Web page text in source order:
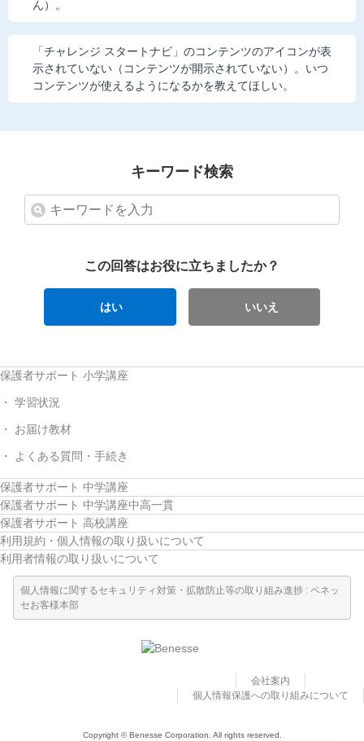
ん）。
「チャレンジ スタートナビ」のコンテンツのアイコンが表
示されていない（コンテンツが開示されていない）。いつ
コンテンツが使えるようになるかを教えてほしい。
キーワード検索
この回答はお役に立ちましたか？
はい いいえ
保護者サポート 小学講座
学習状況
お届け教材
よくある質問・手続き
保護者サポート 中学講座
保護者サポート 中学講座中高一貫
保護者サポート 高校講座
利用規約・個人情報の取り扱いについて
利用者情報の取り扱いについて
個人情報に関するセキュリティ対策・拡散防止等の取り組み進捗 : ベネッ
セお客様本部
Copyright © Benesse Corporation. All rights reserved.
会社案内
個人情報保護への取り組みについて